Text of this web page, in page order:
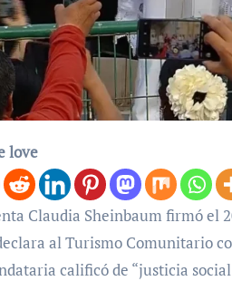
love
al Turismo Comunitario
calificó de “justicia